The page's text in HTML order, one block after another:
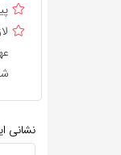
نشانی